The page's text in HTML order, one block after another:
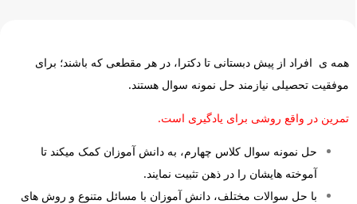
همه ی افراد از پیش دبستانی تا دکترا، در هر مقطعی که باشند؛ برای
موفقیت تحصیلی نیازمند حل نمونه سوال هستند.
تمرین در واقع روشی برای یادگیری است.
حل نمونه سوال کلاس چهارم، به دانش آموزان کمک میکند تا
آموخته هایشان را در ذهن تثبیت نمایند.
با حل سوالات مختلف، دانش آموزان با مسائل متنوع و روش های